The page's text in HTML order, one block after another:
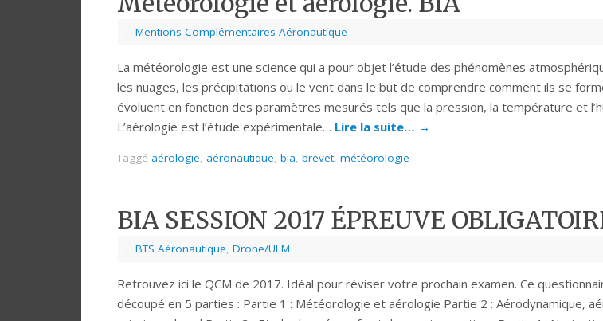
| Mentions Complémentaires Aéronautique
La météorologie est une science qui a pour objet l’étude des phénomènes
les nuages, les précipitations ou le vent dans le but de comprendre comment ils se
évoluent en fonction des paramètres mesurés tels que la pression, la température et
L’aérologie est l’étude expérimentale… Lire la suite… →
Taggé aérologie, aéronautique, bia, brevet, météorologie
BIA SESSION 2017 ÉPREUVE
| BTS Aéronautique, Drone/ULM
Retrouvez ici le QCM de 2017. Idéal pour réviser votre prochain examen. Ce
découpé en 5 parties : Partie 1 : Météorologie et aérologie Partie 2 : Aérodynamique,